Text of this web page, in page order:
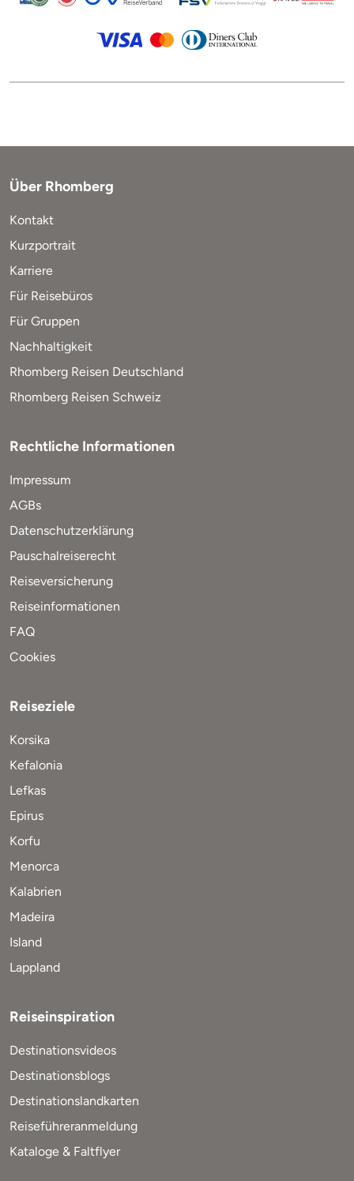
Über Rhomberg
Kontakt
Kurzportrait
Karriere
Für Reisebüros
Für Gruppen
Nachhaltigkeit
Rhomberg Reisen Deutschland
Rhomberg Reisen Schweiz
Rechtliche Informationen
Impressum
AGBs
Datenschutzerklärung
Pauschalreiserecht
Reiseversicherung
Reiseinformationen
FAQ
Cookies
Reiseziele
Korsika
Kefalonia
Lefkas
Epirus
Korfu
Menorca
Kalabrien
Madeira
Island
Lappland
Reiseinspiration
Destinationsvideos
Destinationsblogs
Destinationslandkarten
Reiseführeranmeldung
Kataloge & Faltflyer